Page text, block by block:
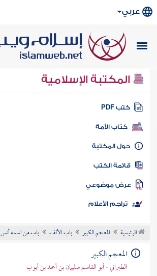
عربي
المكتبة الإسلامية
كتب PDF
كتاب الأمة
المكتبة
الكتب
موضوعي
تراجم الأعلام
الرئيسية المعجم الكبير باب الألف باب من اسمه أنس
المعجم الكبير
الطبراني - أبو القاسم سليمان بن أحمد بن أيوب